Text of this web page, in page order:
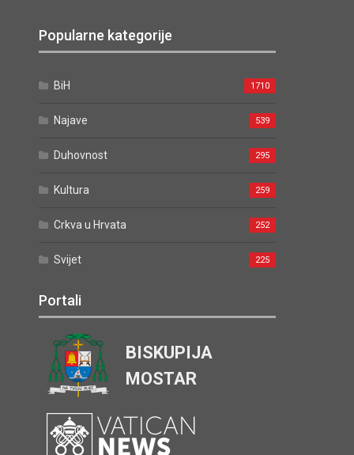
Popularne kategorije
BiH 1710
Najave 539
Duhovnost 295
Kultura 259
Crkva u Hrvata 252
Svijet 225
Portali
BISKUPIJA
MOSTAR